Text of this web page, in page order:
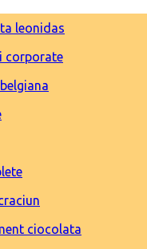
leonidas
corporate
ciocolata